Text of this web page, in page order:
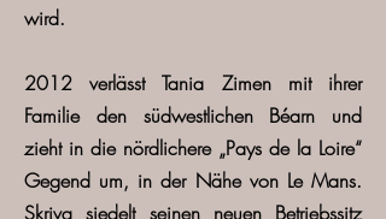
wird.
2012verlässt Tania Zimen mit ihrer
Familie den südwestlichen Béarn und
zieht in die nördlichere „Pays de la Loire“
Gegend um, in der Nähe von Le Mans.
Skriva siedelt seinen neuen Betriebssitz